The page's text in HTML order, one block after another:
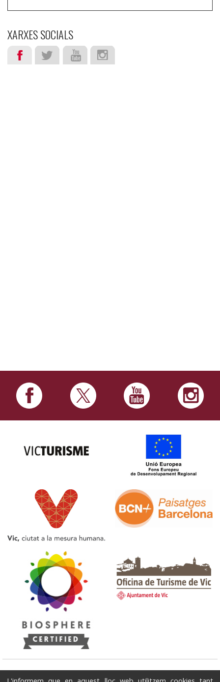
XARXES SOCIALS